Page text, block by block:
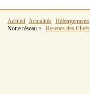
Accueil Actualités Hébergements
Notre réseau >
Recettes des Chefs